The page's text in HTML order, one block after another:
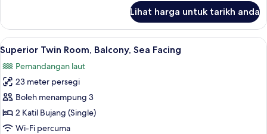
Balcony
Double
Room
Single
Use,
Balcony
Lihat harga untuk tarikh anda
Lihat
semua
foto
untuk
Superior
Twin
Room,
Bar mini, peti besi dalam bilik, meja,
5
Superior Twin Room, Balcony, Sea Facing
Pemandangan laut
23 meter persegi
Boleh menampung 3
2 Katil Bujang (Single)
Wi-Fi percuma